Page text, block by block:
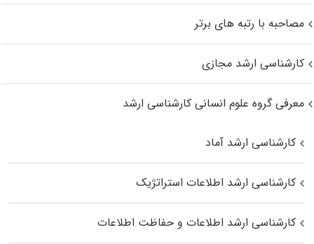
مصاحبه با رتبه های برتر
کارشناسی ارشد مجازی
معرفی گروه علوم انسانی کارشناسی ارشد
کارشناسی ارشد آماد
کارشناسی ارشد اطلاعات استراتژیک
کارشناسی ارشد اطلاعات و حفاظت اطلاعات